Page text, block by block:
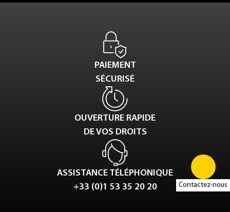
Contactez-nous
PAIEMENT
SÉCURISÉ
OUVERTURE RAPIDE
DE VOS DROITS
ASSISTANCE TÉLÉPHONIQUE
+33 (0)1 53 35 20 20